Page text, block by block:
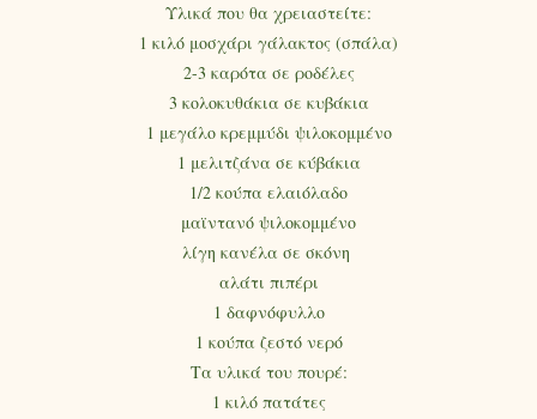
Υλικά που θα χρειαστείτε:
1 κιλό μοσχάρι γάλακτος (σπάλα)
2-3 καρότα σε ροδέλες
3 κολοκυθάκια σε κυβάκια
1 μεγάλο κρεμμύδι ψιλοκομμένο
1 μελιτζάνα σε κύβάκια
1/2 κούπα ελαιόλαδο
μαϊντανό ψιλοκομμένο
λίγη κανέλα σε σκόνη
αλάτι πιπέρι
1 δαφνόφυλλο
1 κούπα ζεστό νερό
Τα υλικά του πουρέ:
1 κιλό πατάτες